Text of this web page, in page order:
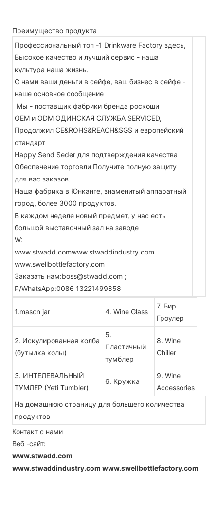
Преимущество продукта
Профессиональный топ -1 Drinkware Factory здесь,
Высокое качество и лучший сервис - наша
культура наша жизнь.
С нами ваши деньги в сейфе, ваш бизнес в сейфе -
наше основное сообщение
Мы - поставщик фабрики бренда роскоши
OEM и ODM ОДИНСКАЯ СЛУЖБА SERVICED,
Продолжил CE&ROHS&REACH&SGS и европейский
стандарт
Happy Send Seder для подтверждения качества
Обеспечение торговли Получите полную защиту
для вас заказов.
Наша фабрика в Юнканге, знаменитый аппаратный
город, более 3000 продуктов.
В каждом неделе новый предмет, у нас есть
большой выставочный зал на заводе
W:
www.stwadd.comwww.stwaddindustry.com
www.swellbottlefactory.com
Заказать нам:boss@stwadd.com ;
P/WhatsApp:0086 13221499858
1.mason jar 4. Wine Glass
7. Бир
Гроулер
2. Искулированная колба
(бутылка колы)
5.
Пластичный
тумблер
8. Wine
Chiller
3. ИНТЕЛЕВАЛЬНЫЙ
ТУМЛЕР (Yeti Tumbler)
6. Кружка
9. Wine
Accessories
На домашнюю страницу для большего количества
продуктов
Контакт с нами
Веб -сайт:
www.stwadd.com
www.stwaddindustry.com www.swellbottlefactory.com